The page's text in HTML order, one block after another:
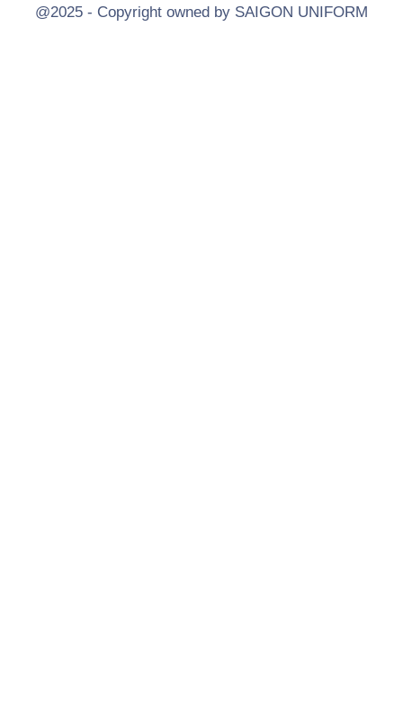
@2025 - Copyright owned by SAIGON UNIFORM